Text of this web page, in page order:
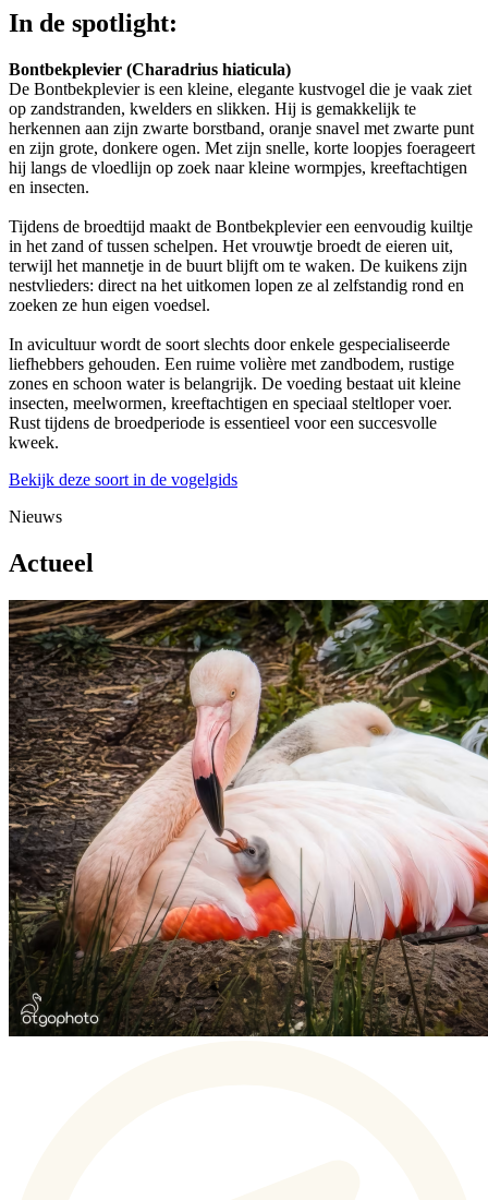
In de spotlight:
Bontbekplevier (Charadrius hiaticula)
De Bontbekplevier is een kleine, elegante kustvogel die je vaak ziet
op zandstranden, kwelders en slikken. Hij is gemakkelijk te
herkennen aan zijn zwarte borstband, oranje snavel met zwarte punt
en zijn grote, donkere ogen. Met zijn snelle, korte loopjes foerageert
hij langs de vloedlijn op zoek naar kleine wormpjes, kreeftachtigen
en insecten.
Tijdens de broedtijd maakt de Bontbekplevier een eenvoudig kuiltje
in het zand of tussen schelpen. Het vrouwtje broedt de eieren uit,
terwijl het mannetje in de buurt blijft om te waken. De kuikens zijn
nestvlieders: direct na het uitkomen lopen ze al zelfstandig rond en
zoeken ze hun eigen voedsel.
In avicultuur wordt de soort slechts door enkele gespecialiseerde
liefhebbers gehouden. Een ruime volière met zandbodem, rustige
zones en schoon water is belangrijk. De voeding bestaat uit kleine
insecten, meelwormen, kreeftachtigen en speciaal steltloper voer.
Rust tijdens de broedperiode is essentieel voor een succesvolle
kweek.
Bekijk deze soort in de vogelgids
Nieuws
Actueel